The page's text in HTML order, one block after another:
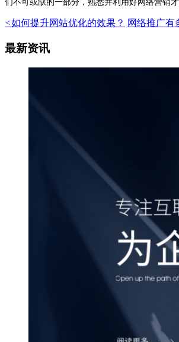
们不可或缺的一部分，熟悉并利用好网络营销才
<如何提升网站优化的效果？ 网络推广有
最新资讯